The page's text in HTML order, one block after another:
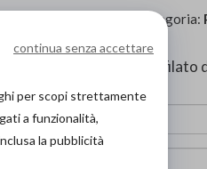
| Categoria:
24 mmHg con pregiato filato
continua senza accettare
per scopi strettamente
a funzionalità,
la pubblicità